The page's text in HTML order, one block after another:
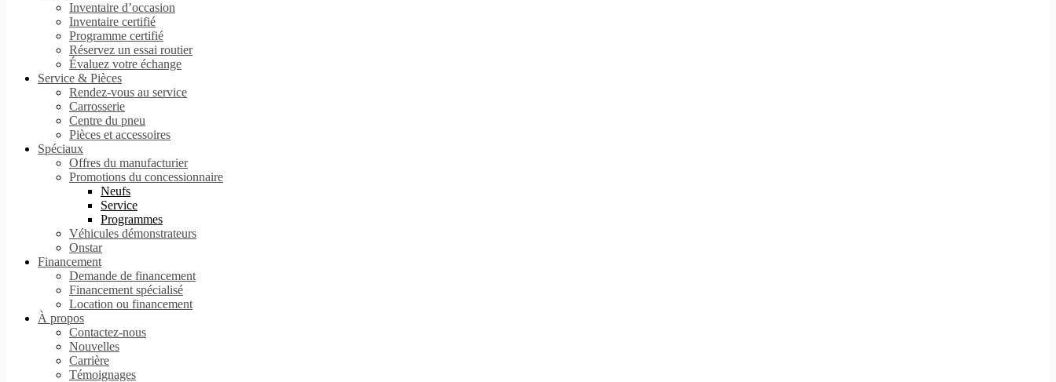
Inventaire d’occasion
Inventaire certifié
Programme certifié
Réservez un essai routier
Évaluez votre échange
Service & Pièces
Rendez-vous au service
Carrosserie
Centre du pneu
Pièces et accessoires
Spéciaux
Offres du manufacturier
Promotions du concessionnaire
Neufs
Service
Programmes
Véhicules démonstrateurs
Onstar
Financement
Demande de financement
Financement spécialisé
Location ou financement
À propos
Contactez-nous
Nouvelles
Carrière
Témoignages